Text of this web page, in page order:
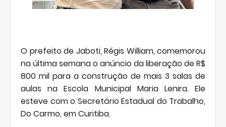
O prefeito de Jaboti, Régis William, comemorou
na última semana o anúncio da liberação de R$
800 mil para a construção de mais 3 salas de
aulas na Escola Municipal Maria Lenira. Ele
esteve com o Secretário Estadual do Trabalho,
Do Carmo, em Curitiba.